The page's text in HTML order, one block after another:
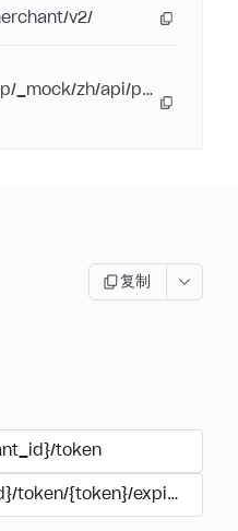
v2/
_mock/zh/api/pay-
复制
token
token/{token}/expire